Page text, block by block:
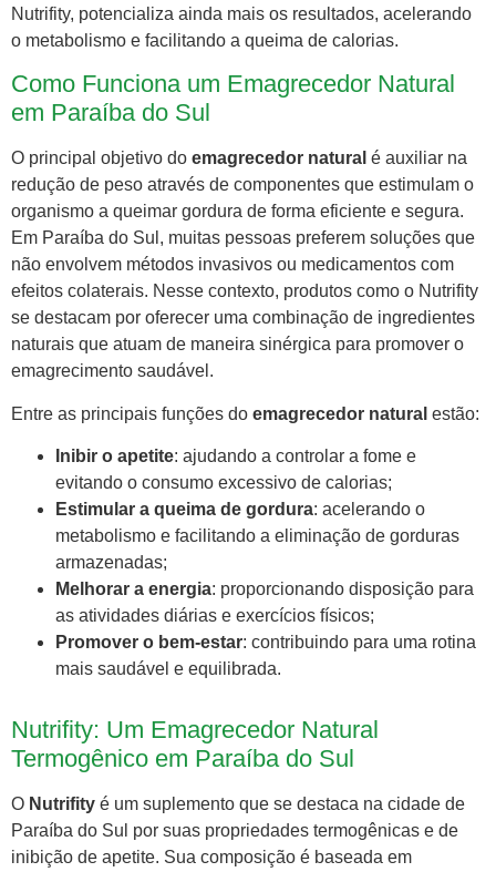
Nutrifity, potencializa ainda mais os resultados, acelerando
o metabolismo e facilitando a queima de calorias.
Como Funciona um Emagrecedor Natural
em Paraíba do Sul
O principal objetivo do emagrecedor natural é auxiliar na
redução de peso através de componentes que estimulam o
organismo a queimar gordura de forma eficiente e segura.
Em Paraíba do Sul, muitas pessoas preferem soluções que
não envolvem métodos invasivos ou medicamentos com
efeitos colaterais. Nesse contexto, produtos como o Nutrifity
se destacam por oferecer uma combinação de ingredientes
naturais que atuam de maneira sinérgica para promover o
emagrecimento saudável.
Entre as principais funções do emagrecedor natural estão:
Inibir o apetite: ajudando a controlar a fome e
evitando o consumo excessivo de calorias;
Estimular a queima de gordura: acelerando o
metabolismo e facilitando a eliminação de gorduras
armazenadas;
Melhorar a energia: proporcionando disposição para
as atividades diárias e exercícios físicos;
Promover o bem-estar: contribuindo para uma rotina
mais saudável e equilibrada.
Nutrifity: Um Emagrecedor Natural
Termogênico em Paraíba do Sul
O Nutrifity é um suplemento que se destaca na cidade de
Paraíba do Sul por suas propriedades termogênicas e de
inibição de apetite. Sua composição é baseada em